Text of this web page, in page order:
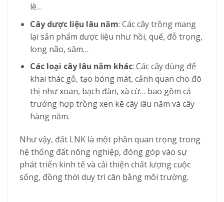
lê…
Cây dược liệu lâu năm: Các cây trồng mang
lại sản phẩm dược liệu như hồi, quế, đỗ trọng,
long não, sâm…
Các loại cây lâu năm khác: Các cây dùng để
khai thác gỗ, tạo bóng mát, cảnh quan cho đô
thị như xoan, bạch đàn, xà cừ… bao gồm cả
trường hợp trồng xen kẽ cây lâu năm và cây
hàng năm.
Như vậy, đất LNK là một phần quan trọng trong
hệ thống đất nông nghiệp, đóng góp vào sự
phát triển kinh tế và cải thiện chất lượng cuộc
sống, đồng thời duy trì cân bằng môi trường.